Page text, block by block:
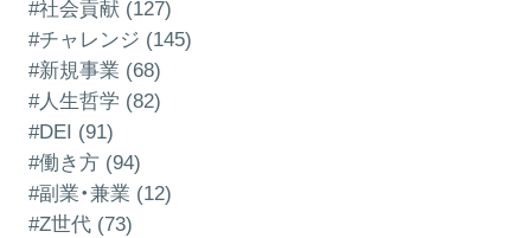
#社会貢献 (127)
#チャレンジ (145)
#新規事業 (68)
#人生哲学 (82)
#DEI (91)
#働き方 (94)
#副業・兼業 (12)
#Z世代 (73)